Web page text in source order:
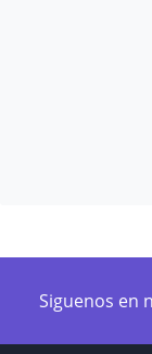
Siguenos en